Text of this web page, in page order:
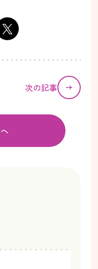
次の記事